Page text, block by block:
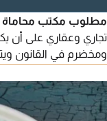
مطلوب مكتب محاماة
تجاري وعقاري على أن
ومخضرم في القانون
والعقارات. التواصل